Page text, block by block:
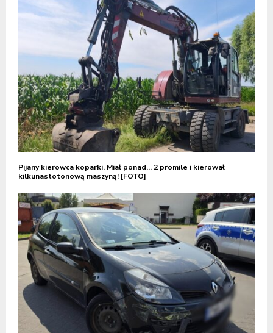
Pijany kierowca koparki. Miał ponad… 2 promile i kierował
kilkunastotonową maszyną! [FOTO]